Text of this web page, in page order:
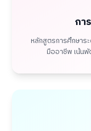
กา
หลักสูตรการศึกษา
มืออาชีพ เน้น